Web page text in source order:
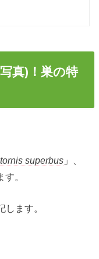
真)！巣の特
superbus 」、
。
します。